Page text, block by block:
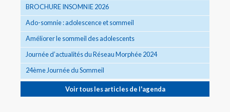
BROCHURE INSOMNIE 2026
Ado-somnie : adolescence et sommeil
Améliorer le sommeil des adolescents
Journée d’actualités du Réseau Morphée 2024
24ème Journée du Sommeil
Voir tous les articles de l'agenda